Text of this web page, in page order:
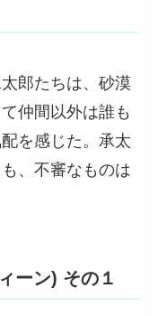
郎たちは、砂漠
仲間以外は誰も
を感じた。承太
、不審なものは
ーン) その１